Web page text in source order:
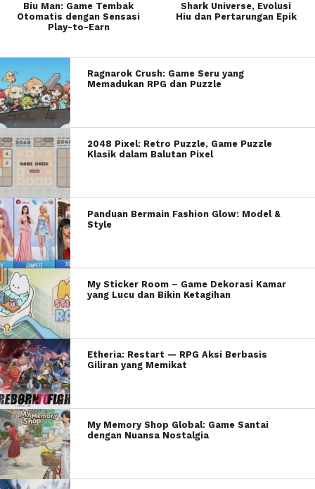
Biu Man: Game Tembak
Otomatis dengan Sensasi
Play-to-Earn
Shark Universe, Evolusi
Hiu dan Pertarungan Epik
Ragnarok Crush: Game Seru yang
Memadukan RPG dan Puzzle
2048 Pixel: Retro Puzzle, Game Puzzle
Klasik dalam Balutan Pixel
Panduan Bermain Fashion Glow: Model &
Style
My Sticker Room – Game Dekorasi Kamar
yang Lucu dan Bikin Ketagihan
Etheria: Restart — RPG Aksi Berbasis
Giliran yang Memikat
My Memory Shop Global: Game Santai
dengan Nuansa Nostalgia